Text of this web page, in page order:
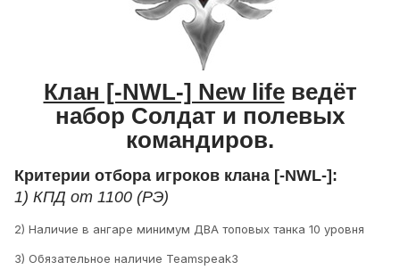
Клан [-NWL-] New lifeведёт
набор Солдат и полевых
командиров.
Критерии отбора игроков клана [-NWL-]:
1) КПД от 1100 (РЭ)
2) Наличие в ангаре минимум ДВА топовых танка 10 уровня
3) Обязательное наличие Teamspeak3